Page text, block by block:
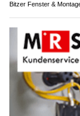
Bitzer Fenster &